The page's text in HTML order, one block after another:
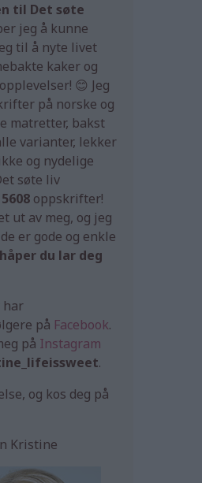
til Det søte
jeg å kunne
til å nyte livet
kaker og
😊 Jeg
på norske og
matretter, bakst
varianter, lekker
og nydelige
søte liv
5608 oppskrifter!
ut av meg, og jeg
er gode og enkle
du lar deg
har
på Facebook.
på Instagram
.
og kos deg på
Kristine